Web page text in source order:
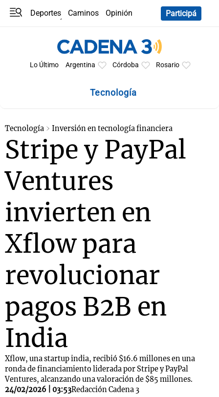
Deportes Caminos
Opinión
Participá
Lo Último Argentina Córdoba Rosario
Tecnología
Tecnología Inversión en tecnología financiera
Stripe y PayPal
Ventures
invierten en
Xflow para
revolucionar
pagos B2B en
India
Xflow, una startup india, recibió $16.6 millones en una
ronda de financiamiento liderada por Stripe y PayPal
Ventures, alcanzando una valoración de $85 millones.
24/02/2026 | 03:53Redacción Cadena 3